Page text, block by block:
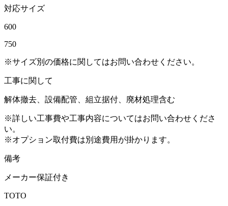
対応サイズ
600
750
※サイズ別の価格に関してはお問い合わせください。
工事に関して
解体撤去、設備配管、組立据付、廃材処理含む
※詳しい工事費や工事内容についてはお問い合わせくださ
い。
※オプション取付費は別途費用が掛かります。
備考
メーカー保証付き
TOTO